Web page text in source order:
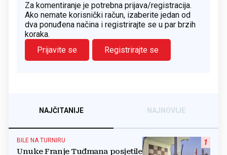
Za komentiranje je potrebna prijava/registracija.
Ako nemate korisnički račun, izaberite jedan od
dva ponuđena načina i registrirajte se u par brzih
koraka.
Prijavite se
Registrirajte se
NAJČITANIJE NAJNOVIJE
1
BILE NA TURNIRU
Unuke Franje Tuđmana posjetile